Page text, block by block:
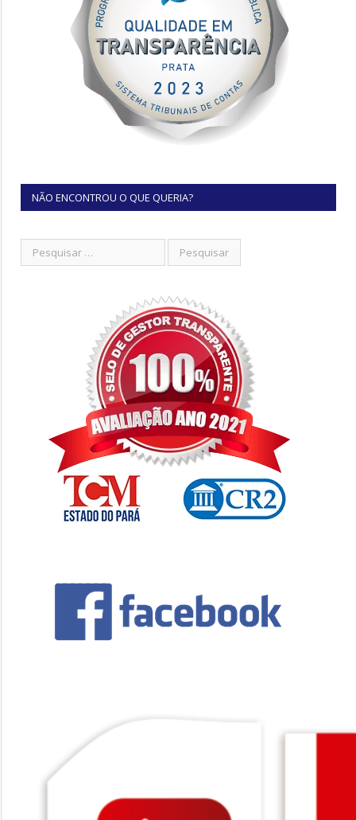
NÃO ENCONTROU O QUE QUERIA?